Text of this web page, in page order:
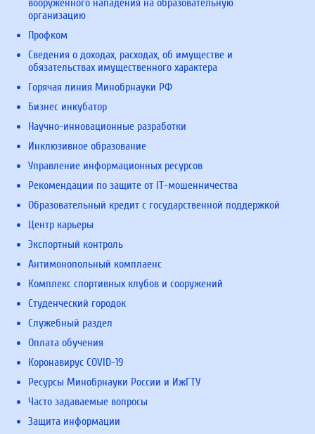
вооруженного нападения на образовательную
организацию
Профком
Сведения о доходах, расходах, об имуществе и
обязательствах имущественного характера
Горячая линия Минобрнауки РФ
Бизнес инкубатор
Научно-инновационные разработки
Инклюзивное образование
Управление информационных ресурсов
Рекомендации по защите от IT-мошенничества
Образовательный кредит с государственной поддержкой
Центр карьеры
Экспортный контроль
Антимонопольный комплаенс
Комплекс спортивных клубов и сооружений
Студенческий городок
Служебный раздел
Оплата обучения
Коронавирус COVID-19
Ресурсы Минобрнауки России и ИжГТУ
Часто задаваемые вопросы
Защита информации